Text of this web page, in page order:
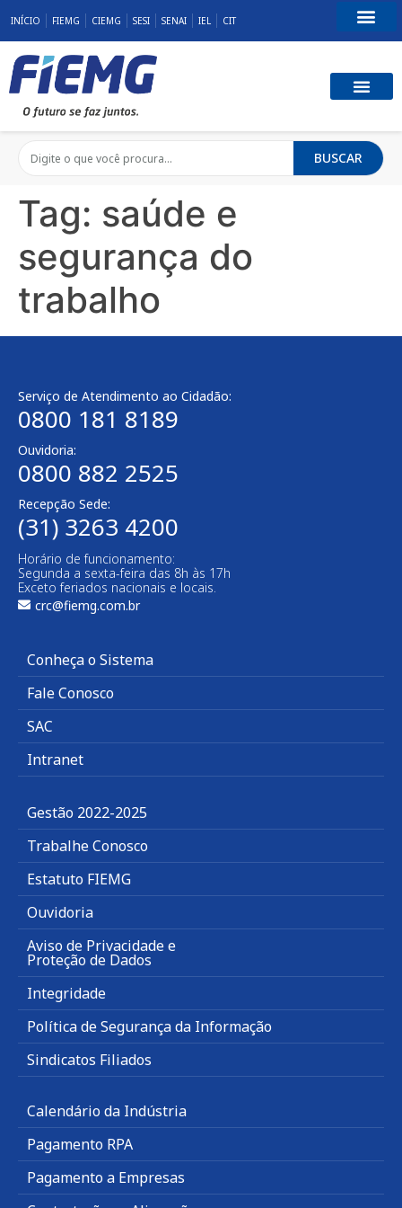
INÍCIO FIEMG CIEMG SESI SENAI IEL CIT
BUSCAR
Tag: saúde e
segurança do
trabalho
Serviço de Atendimento ao Cidadão:
0800 181 8189
Ouvidoria:
0800 882 2525
Recepção Sede:
(31) 3263 4200
Horário de funcionamento:
Segunda a sexta-feira das 8h às 17h
Exceto feriados nacionais e locais.
crc@fiemg.com.br
Conheça o Sistema
Fale Conosco
SAC
Intranet
Gestão 2022-2025
Trabalhe Conosco
Estatuto FIEMG
Ouvidoria
Aviso de Privacidade e
Proteção de Dados
Integridade
Política de Segurança da Informação
Sindicatos Filiados
Calendário da Indústria
Pagamento RPA
Pagamento a Empresas